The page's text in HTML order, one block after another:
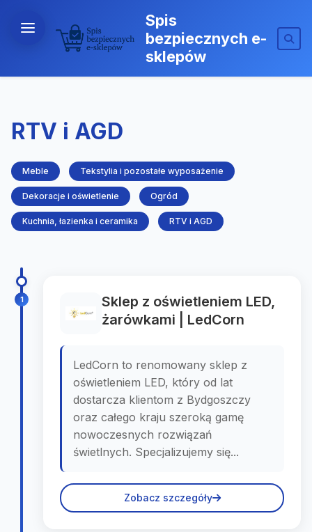
Spis
bezpiecznych e-
sklepów
RTV i AGD
Meble Tekstylia i pozostałe wyposażenie
Dekoracje i oświetlenie Ogród
Kuchnia, łazienka i ceramika RTV i AGD
1
Sklep z oświetleniem LED,
żarówkami | LedCorn
LedCorn to renomowany sklep z
oświetleniem LED, który od lat
dostarcza klientom z Bydgoszczy
oraz całego kraju szeroką gamę
nowoczesnych rozwiązań
świetlnych. Specjalizujemy się...
Zobacz szczegóły